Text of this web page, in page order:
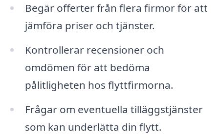
Begär offerter från flera firmor för att
jämföra priser och tjänster.
Kontrollerar recensioner och
omdömen för att bedöma
pålitligheten hos flyttfirmorna.
Frågar om eventuella tilläggstjänster
som kan underlätta din flytt.